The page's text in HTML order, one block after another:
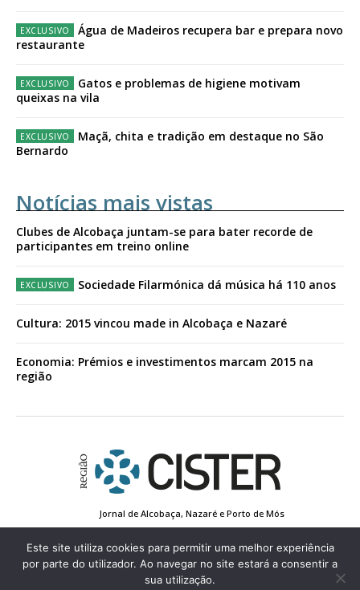
Água de Madeiros recupera bar e prepara novo
restaurante
Gatos e problemas de higiene motivam
queixas na vila
Maçã, chita e tradição em destaque no São
Bernardo
Notícias mais vistas
Clubes de Alcobaça juntam-se para bater recorde de
participantes em treino online
Sociedade Filarmónica dá música há 110 anos
Cultura: 2015 vincou made in Alcobaça e Nazaré
Economia: Prémios e investimentos marcam 2015 na
região
Jornal de Alcobaça, Nazaré e Porto de Mós
Conta de Registo
Edição Impressa
Este site utiliza cookies para permitir uma melhor experiência
por parte do utilizador. Ao navegar no site estará a consentir a
sua utilização.